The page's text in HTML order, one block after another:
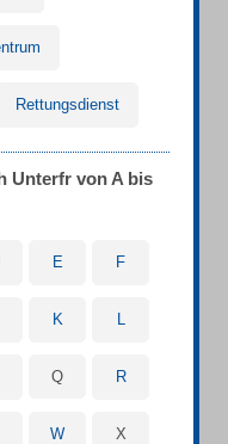
Rettungsdienst
Unterfr von A bis
E F
K L
Q R
W X